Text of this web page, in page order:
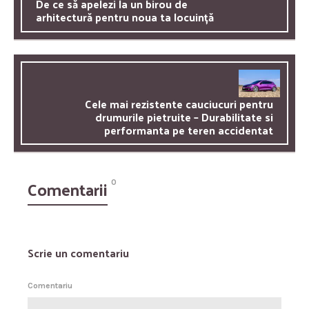
De ce să apelezi la un birou de
arhitectură pentru noua ta locuință
Cele mai rezistente cauciucuri pentru
drumurile pietruite – Durabilitate si
performanta pe teren accidentat
Comentarii 0
Scrie un comentariu
Comentariu